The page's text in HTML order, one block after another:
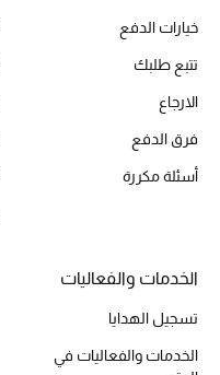
خيارات الدفع
تتبع طلبك
الارجاع
فرق الدفع
أسئلة مكررة
الخدمات والفعاليات
تسجيل الهدايا
الخدمات والفعاليات في